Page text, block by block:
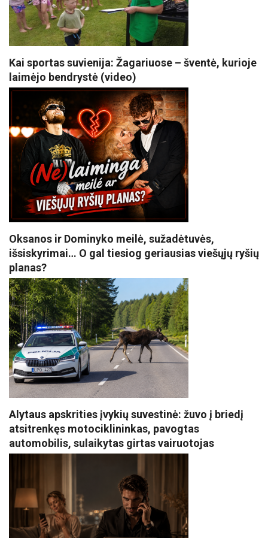
Kai sportas suvienija: Žagariuose – šventė, kurioje
laimėjo bendrystė (video)
Oksanos ir Dominyko meilė, sužadėtuvės,
išsiskyrimai… O gal tiesiog geriausias viešųjų ryšių
planas?
Alytaus apskrities įvykių suvestinė: žuvo į briedį
atsitrenkęs motociklininkas, pavogtas
automobilis, sulaikytas girtas vairuotojas